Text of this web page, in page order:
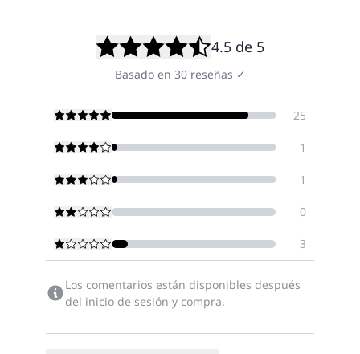
4.5 de 5
Basado en 30 reseñas ✓
25
1
1
0
3
Los comentarios están disponibles después
del inicio de sesión y compra.